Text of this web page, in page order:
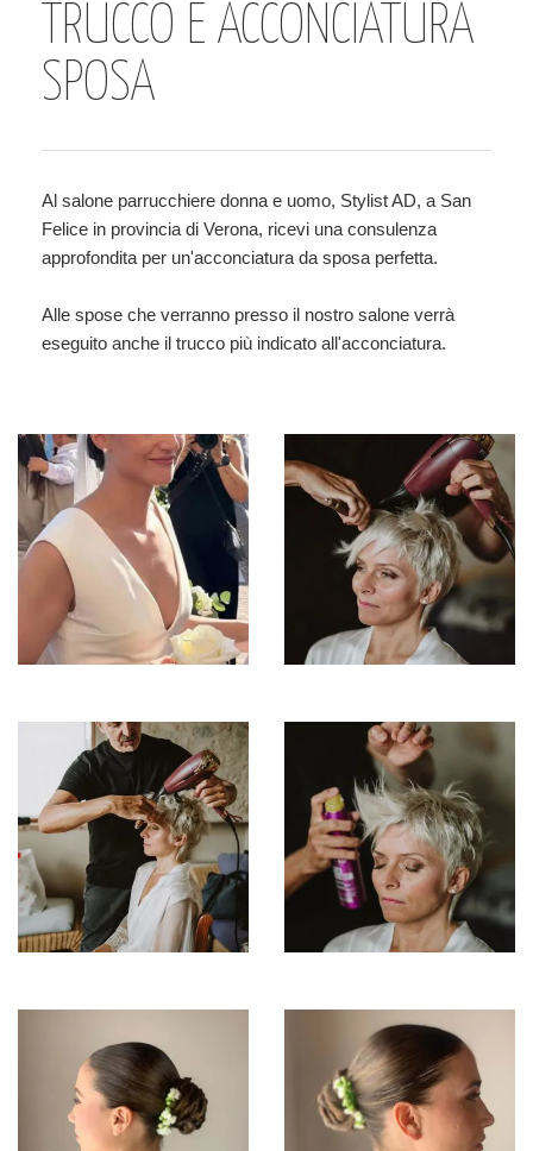
TRUCCO E ACCONCIATURA
SPOSA
Al salone parrucchiere donna e uomo, Stylist AD, a San
Felice in provincia di Verona, ricevi una consulenza
approfondita per un'acconciatura da sposa perfetta.
Alle spose che verranno presso il nostro salone verrà
eseguito anche il trucco più indicato all'acconciatura.